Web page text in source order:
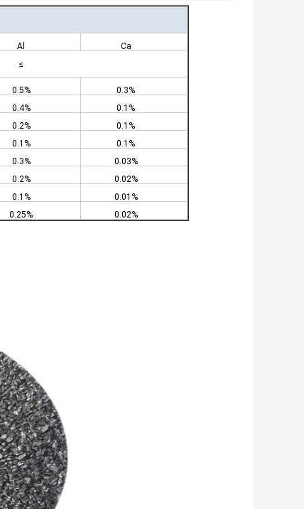
Al
Ca
≤
0.5%
0.3%
0.4%
0.1%
0.2%
0.1%
0.1%
0.1%
0.3%
0.03%
0.2%
0.02%
0.1%
0.01%
0.25% 0.02%